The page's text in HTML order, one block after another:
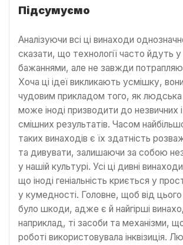
Підсумуємо
Аналізуючи всі ці винаходи
сказати, що технології часто йдуть
бажаннями, але не завжди
Хоча ці ідеї викликають усмішку,
чудовим прикладом того, як людська
може іноді призводити до незвичних і
смішних результатів. Часом
таких винаходів є їх здатність
та дивувати, залишаючи за собою
у нашій культурі. Усі ці дивні
що іноді геніальність криється у
у кумедності. Головне, щоб від цього
було шкоди, адже є й найгірші
наприклад, ті засоби та механізми,
роботі використовувала інквізиція.